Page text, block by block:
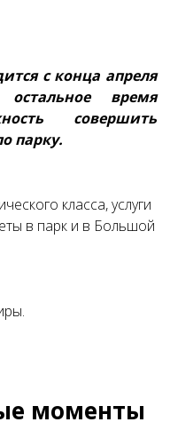
с конца апреля
время
совершить
парку.
класса, услуги
в парк и в Большой
моменты